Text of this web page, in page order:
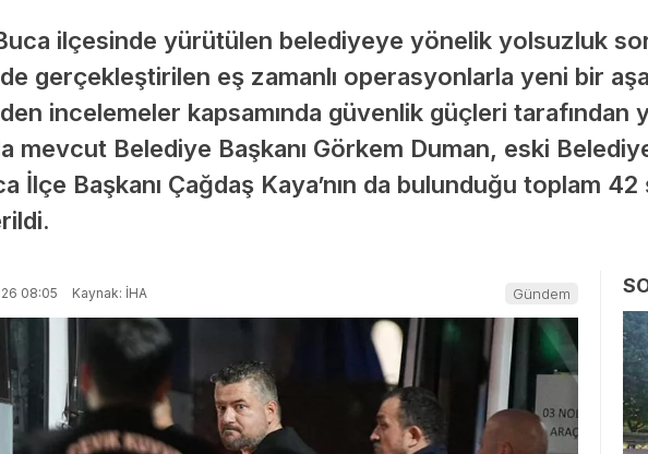
ilçesinde yürütülen belediyeye yönelik yolsuzluk
gerçekleştirilen eş zamanlı operasyonlarla yeni bir
incelemeler kapsamında güvenlik güçleri tarafından
mevcut Belediye Başkanı Görkem Duman, eski
İlçe Başkanı Çağdaş Kaya’nın da bulunduğu toplam
08:05 Kaynak: İHA Gündem